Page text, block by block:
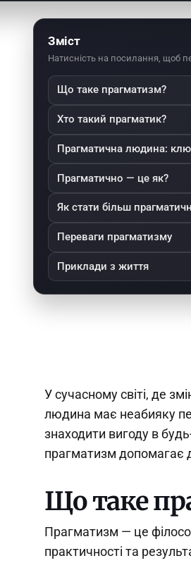
Зміст
Натисність на посилання, щоб
Що таке прагматизм?
Хто такий прагматик?
Прагматична людина:
Прагматично — це як?
Як стати більш
Переваги прагматизму
Приклади з життя
У сучасному світі, де
людина має неабияку
знаходити вигоду в
прагматизм допомагає
Що таке
Прагматизм — це
практичності та